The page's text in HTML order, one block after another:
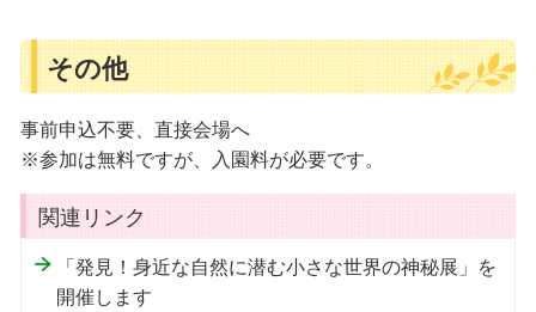
その他
事前申込不要、直接会場へ
※参加は無料ですが、入園料が必要です。
関連リンク
「発見！身近な自然に潜む小さな世界の神秘展」を
開催します